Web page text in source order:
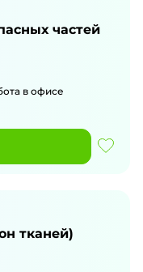
частей
в офисе
тканей)